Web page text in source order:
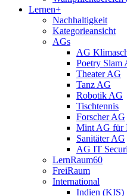
Lernen+
Nachhaltigkeit
Kategorieansicht
AGs
AG
Poetry Slam
Theater AG
Tanz AG
Robotik AG
Tischtennis
Forscher AG
Mint AG für
Sanitäter AG
AG IT
LernRaum60
FreiRaum
International
Indien (KIS)